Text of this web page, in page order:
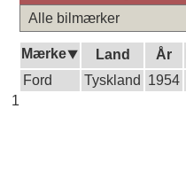
Mærke⯆ Land År
Ford
Tyskland 1954
1